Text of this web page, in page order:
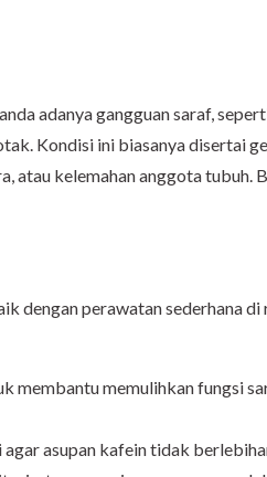
adanya gangguan saraf,
Kondisi ini biasanya disertai
atau kelemahan anggota tubuh.
dengan perawatan sederhana di
membantu memulihkan fungsi
asupan kafein tidak